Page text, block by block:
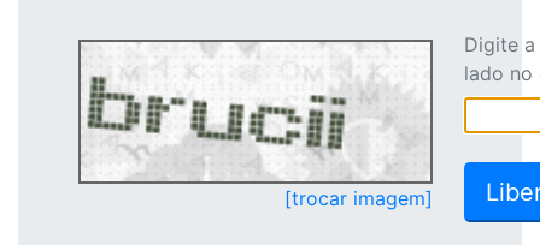
[trocar imagem]
Digite
lado no